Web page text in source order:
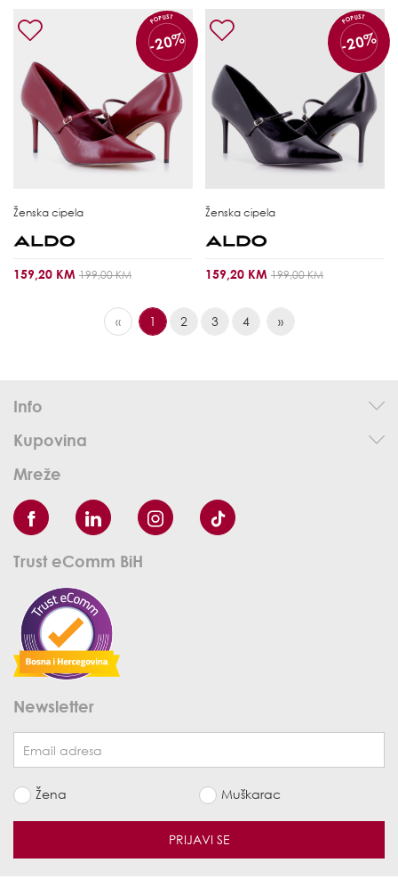
POPUST
-20%
Ženska cipela
159,20 KM 199,00 KM
POPUST
-20%
Ženska cipela
159,20 KM 199,00 KM
« 1 2 3 4 »
Info
Kupovina
Mreže
Trust eComm BiH
Newsletter
Žena Muškarac
PRIJAVI SE